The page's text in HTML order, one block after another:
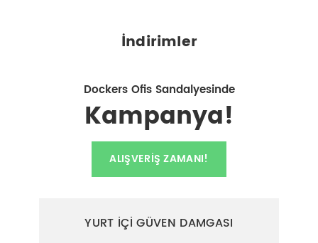
İndirimler
Dockers Ofis Sandalyesinde
Kampanya!
ALIŞVERIŞ ZAMANI!
YURT İÇİ GÜVEN DAMGASI